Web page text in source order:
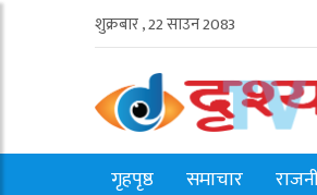
शुक्रबार , 22 साउन 2083
गृहपृष्ठ समाचार